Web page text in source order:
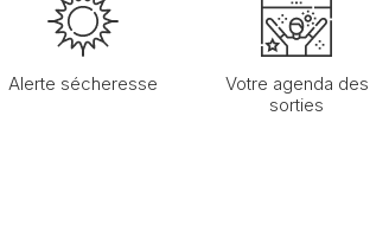
Alerte sécheresse
Votre agenda des
sorties